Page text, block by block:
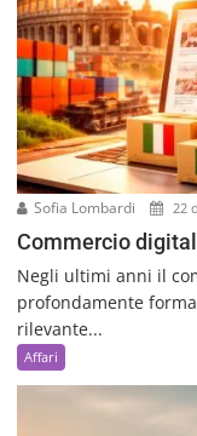
Sofia Lombardi 22
Commercio
Negli ultimi anni il
profondamente
rilevante...
Affari